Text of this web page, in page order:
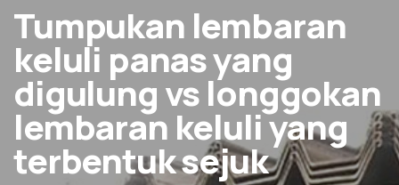
Tumpukan lembaran
keluli panas yang
digulung vs longgokan
lembaran keluli yang
terbentuk sejuk